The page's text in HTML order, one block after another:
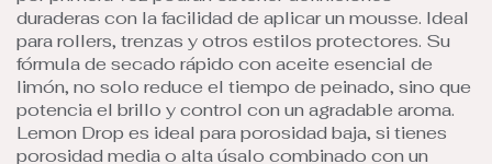
duraderas con la facilidad de aplicar un mousse. Ideal
para rollers, trenzas y otros estilos protectores. Su
fórmula de secado rápido con aceite esencial de
limón, no solo reduce el tiempo de peinado, sino que
potencia el brillo y control con un agradable aroma.
Lemon Drop es ideal para porosidad baja, si tienes
porosidad media o alta úsalo combinado con un